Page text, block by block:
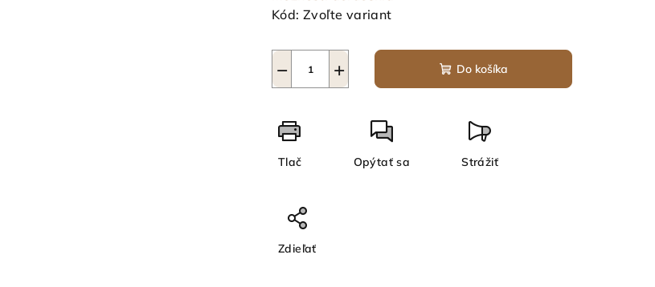
Kód: Zvoľte variant
+
− Do košíka
Tlač Opýtať sa Strážiť
Zdieľať